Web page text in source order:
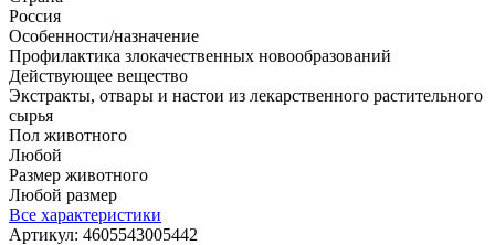
Россия
Особенности/назначение
Профилактика злокачественных новообразований
Действующее вещество
Экстракты, отвары и настои из лекарственного растительного
сырья
Пол животного
Любой
Размер животного
Любой размер
Все характеристики
Артикул: 4605543005442